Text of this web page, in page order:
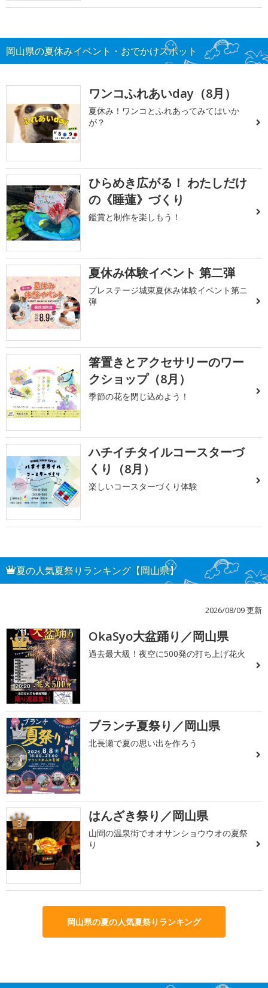
岡山県の夏休みイベント・おでかけスポット
ワンコふれあいday（8月）
夏休み！ワンコとふれあってみてはいか
が？
ひらめき広がる！ わたしだけ
の《睡蓮》づくり
鑑賞と制作を楽しもう！
夏休み体験イベント 第二弾
プレステージ城東夏休み体験イベント第ニ
弾
箸置きとアクセサリーのワー
クショップ（8月）
季節の花を閉じ込めよう！
ハチイチタイルコースターづ
くり（8月）
楽しいコースターづくり体験
夏の人気夏祭りランキング【岡山県】
2026/08/09 更新
1 OkaSyo大盆踊り／岡山県
過去最大級！夜空に500発の打ち上げ花火
2 ブランチ夏祭り／岡山県
北長瀬で夏の思い出を作ろう
3 はんざき祭り／岡山県
山間の温泉街でオオサンショウウオの夏祭
り
岡山県の夏の人気夏祭りランキング